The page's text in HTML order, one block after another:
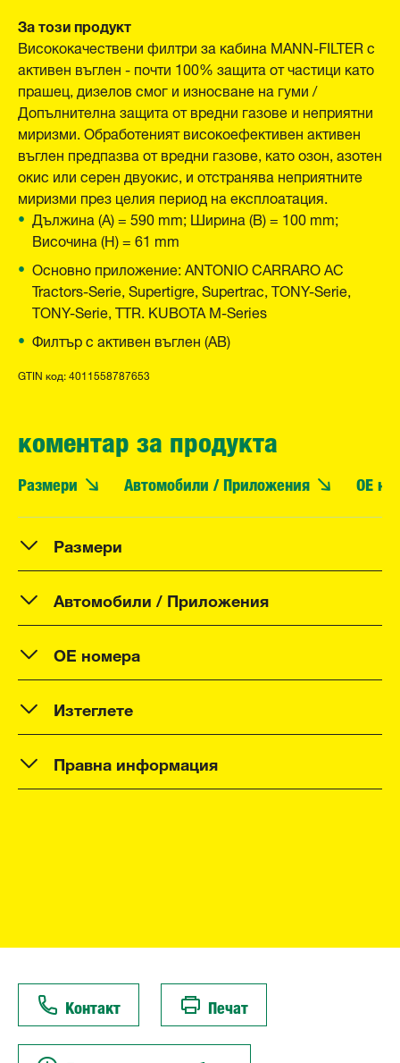
За този продукт
Висококачествени филтри за кабина MANN-FILTER с
активен въглен - почти 100% защита от частици като
прашец, дизелов смог и износване на гуми /
Допълнителна защита от вредни газове и неприятни
миризми. Обработеният високоефективен активен
въглен предпазва от вредни газове, като озон, азотен
окис или серен двуокис, и отстранява неприятните
миризми през целия период на експлоатация.
Дължина (A) = 590 mm; Ширина (B) = 100 mm;
Височина (H) = 61 mm
Основно приложение: ANTONIO CARRARO AC
Tractors-Serie, Supertigre, Supertrac, TONY-Serie,
TONY-Serie, TTR. KUBOTA M-Series
Филтър с активен въглен (АВ)
GTIN код: 4011558787653
коментар за продукта
Размери Автомобили / Приложения OE
Размери
Автомобили / Приложения
OE номера
Изтеглете
Правна информация
Контакт Печат